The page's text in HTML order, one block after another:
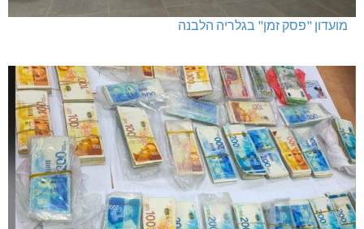
מועדון "פסק זמן" בגלריה הלבנה